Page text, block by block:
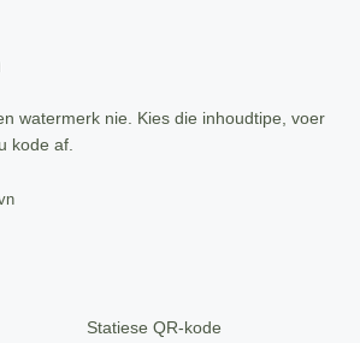
watermerk nie. Kies die inhoudtipe, voer
kode af.
Statiese QR-kode